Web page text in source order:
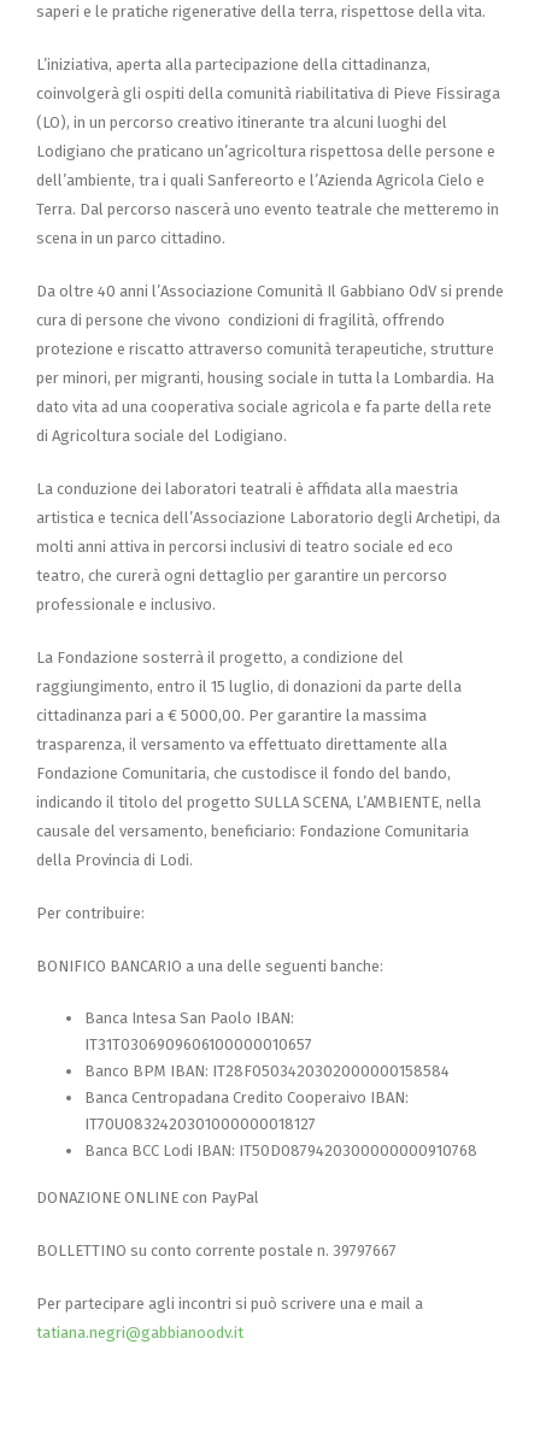
saperi e le pratiche rigenerative della terra, rispettose della vita.
L’iniziativa, aperta alla partecipazione della cittadinanza,
coinvolgerà gli ospiti della comunità riabilitativa di Pieve Fissiraga
(LO), in un percorso creativo itinerante tra alcuni luoghi del
Lodigiano che praticano un’agricoltura rispettosa delle persone e
dell’ambiente, tra i quali Sanfereorto e l’Azienda Agricola Cielo e
Terra. Dal percorso nascerà uno evento teatrale che metteremo in
scena in un parco cittadino.
Da oltre 40 anni l’Associazione Comunità Il Gabbiano OdV si prende
cura di persone che vivono condizioni di fragilità, offrendo
protezione e riscatto attraverso comunità terapeutiche, strutture
per minori, per migranti, housing sociale in tutta la Lombardia. Ha
dato vita ad una cooperativa sociale agricola e fa parte della rete
di Agricoltura sociale del Lodigiano.
La conduzione dei laboratori teatrali è affidata alla maestria
artistica e tecnica dell’Associazione Laboratorio degli Archetipi, da
molti anni attiva in percorsi inclusivi di teatro sociale ed eco
teatro, che curerà ogni dettaglio per garantire un percorso
professionale e inclusivo.
La Fondazione sosterrà il progetto, a condizione del
raggiungimento, entro il 15 luglio, di donazioni da parte della
cittadinanza pari a € 5000,00. Per garantire la massima
trasparenza, il versamento va effettuato direttamente alla
Fondazione Comunitaria, che custodisce il fondo del bando,
indicando il titolo del progetto SULLA SCENA, L’AMBIENTE, nella
causale del versamento, beneficiario: Fondazione Comunitaria
della Provincia di Lodi.
Per contribuire:
BONIFICO BANCARIO a una delle seguenti banche:
Banca Intesa San Paolo IBAN:
IT31T0306909606100000010657
Banco BPM IBAN: IT28F0503420302000000158584
Banca Centropadana Credito Cooperaivo IBAN:
IT70U0832420301000000018127
Banca BCC Lodi IBAN: IT50D0879420300000000910768
DONAZIONE ONLINE con PayPal
BOLLETTINO su conto corrente postale n. 39797667
Per partecipare agli incontri si può scrivere una e mail a
tatiana.negri@gabbianoodv.it